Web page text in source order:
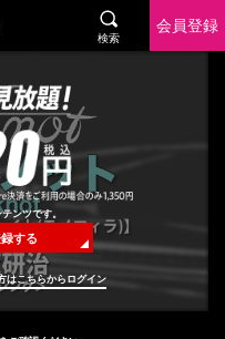
検索
会員登録
ンツです。
する
はこちらからログイン